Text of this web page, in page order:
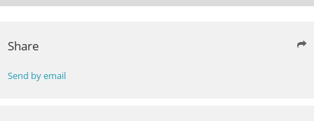
Share
Send by email